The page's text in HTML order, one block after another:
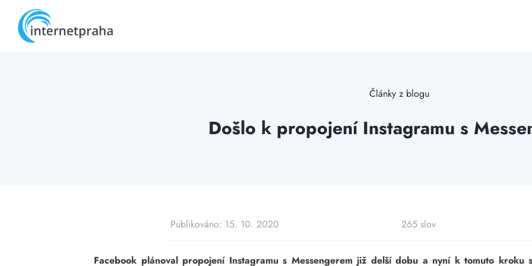
content
Články z blogu
Došlo k propojení Instagramu s
Publikováno: 15. 10. 2020 265 slov
Facebook plánoval propojení Instagramu s Messengerem již delší dobu a nyní k tomuto kroku